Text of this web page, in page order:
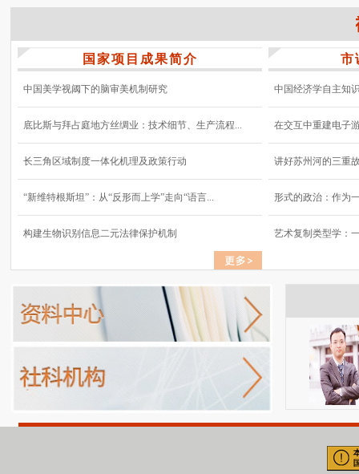
国家项目成果简介
中国美学视阈下的脑审美机制研究
底比斯与拜占庭地方丝绸业：技术细节、生产流程...
长三角区域制度一体化机理及政策行动
“新维特根斯坦”：从“反形而上学”走向“语言...
构建生物识别信息二元法律保护机制
市
中国经济学自主知
在交互中重建电子
讲好苏州河的三重
形式的政治：作为
艺术复制类型学：